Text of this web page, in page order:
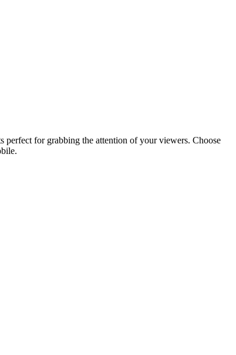
for grabbing the attention of your viewers. Choose